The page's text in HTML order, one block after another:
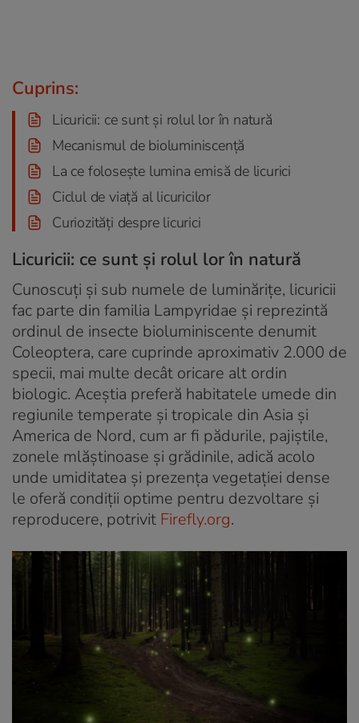
Cuprins:
Licuricii: ce sunt și rolul lor în natură
Mecanismul de bioluminiscență
La ce folosește lumina emisă de licurici
Ciclul de viață al licuricilor
Curiozități despre licurici
Licuricii: ce sunt și rolul lor în natură
Cunoscuți și sub numele de luminărițe, licuricii
fac parte din familia Lampyridae și reprezintă
ordinul de insecte bioluminiscente denumit
Coleoptera, care cuprinde aproximativ 2.000 de
specii, mai multe decât oricare alt ordin
biologic. Aceștia preferă habitatele umede din
regiunile temperate și tropicale din Asia și
America de Nord, cum ar fi pădurile, pajiștile,
zonele mlăștinoase și grădinile, adică acolo
unde umiditatea și prezența vegetației dense
le oferă condiții optime pentru dezvoltare și
reproducere, potrivit Firefly.org.